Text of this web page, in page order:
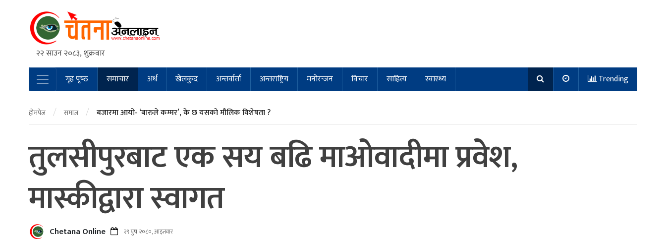
२२ साउन २०८३, शुक्रवार
Main Navigation
गृह पृष्‍ठ समाचार अर्थ खेलकुद अन्तर्वार्ता अन्तराष्ट्रिय मनोरन्जन विचार साहित्य स्वास्थ्य Trending
होमपेज / समाज / बजारमा आयो- ‘बारुले कम्मर’, के छ यसको मौलिक विशेषता ?
तुलसीपुरबाट एक सय बढि माओवादीमा प्रवेश,
मास्कीद्वारा स्वागत
Chetana Online २९ पुष २०८०, आइतवार